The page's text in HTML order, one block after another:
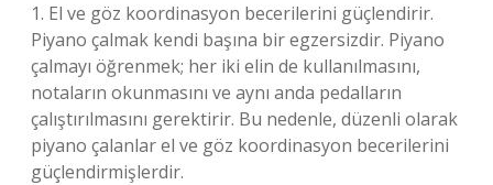
1. El ve göz koordinasyon becerilerini güçlendirir.
Piyano çalmak kendi başına bir egzersizdir. Piyano
çalmayı öğrenmek; her iki elin de kullanılmasını,
notaların okunmasını ve aynı anda pedalların
çalıştırılmasını gerektirir. Bu nedenle, düzenli olarak
piyano çalanlar el ve göz koordinasyon becerilerini
güçlendirmişlerdir.